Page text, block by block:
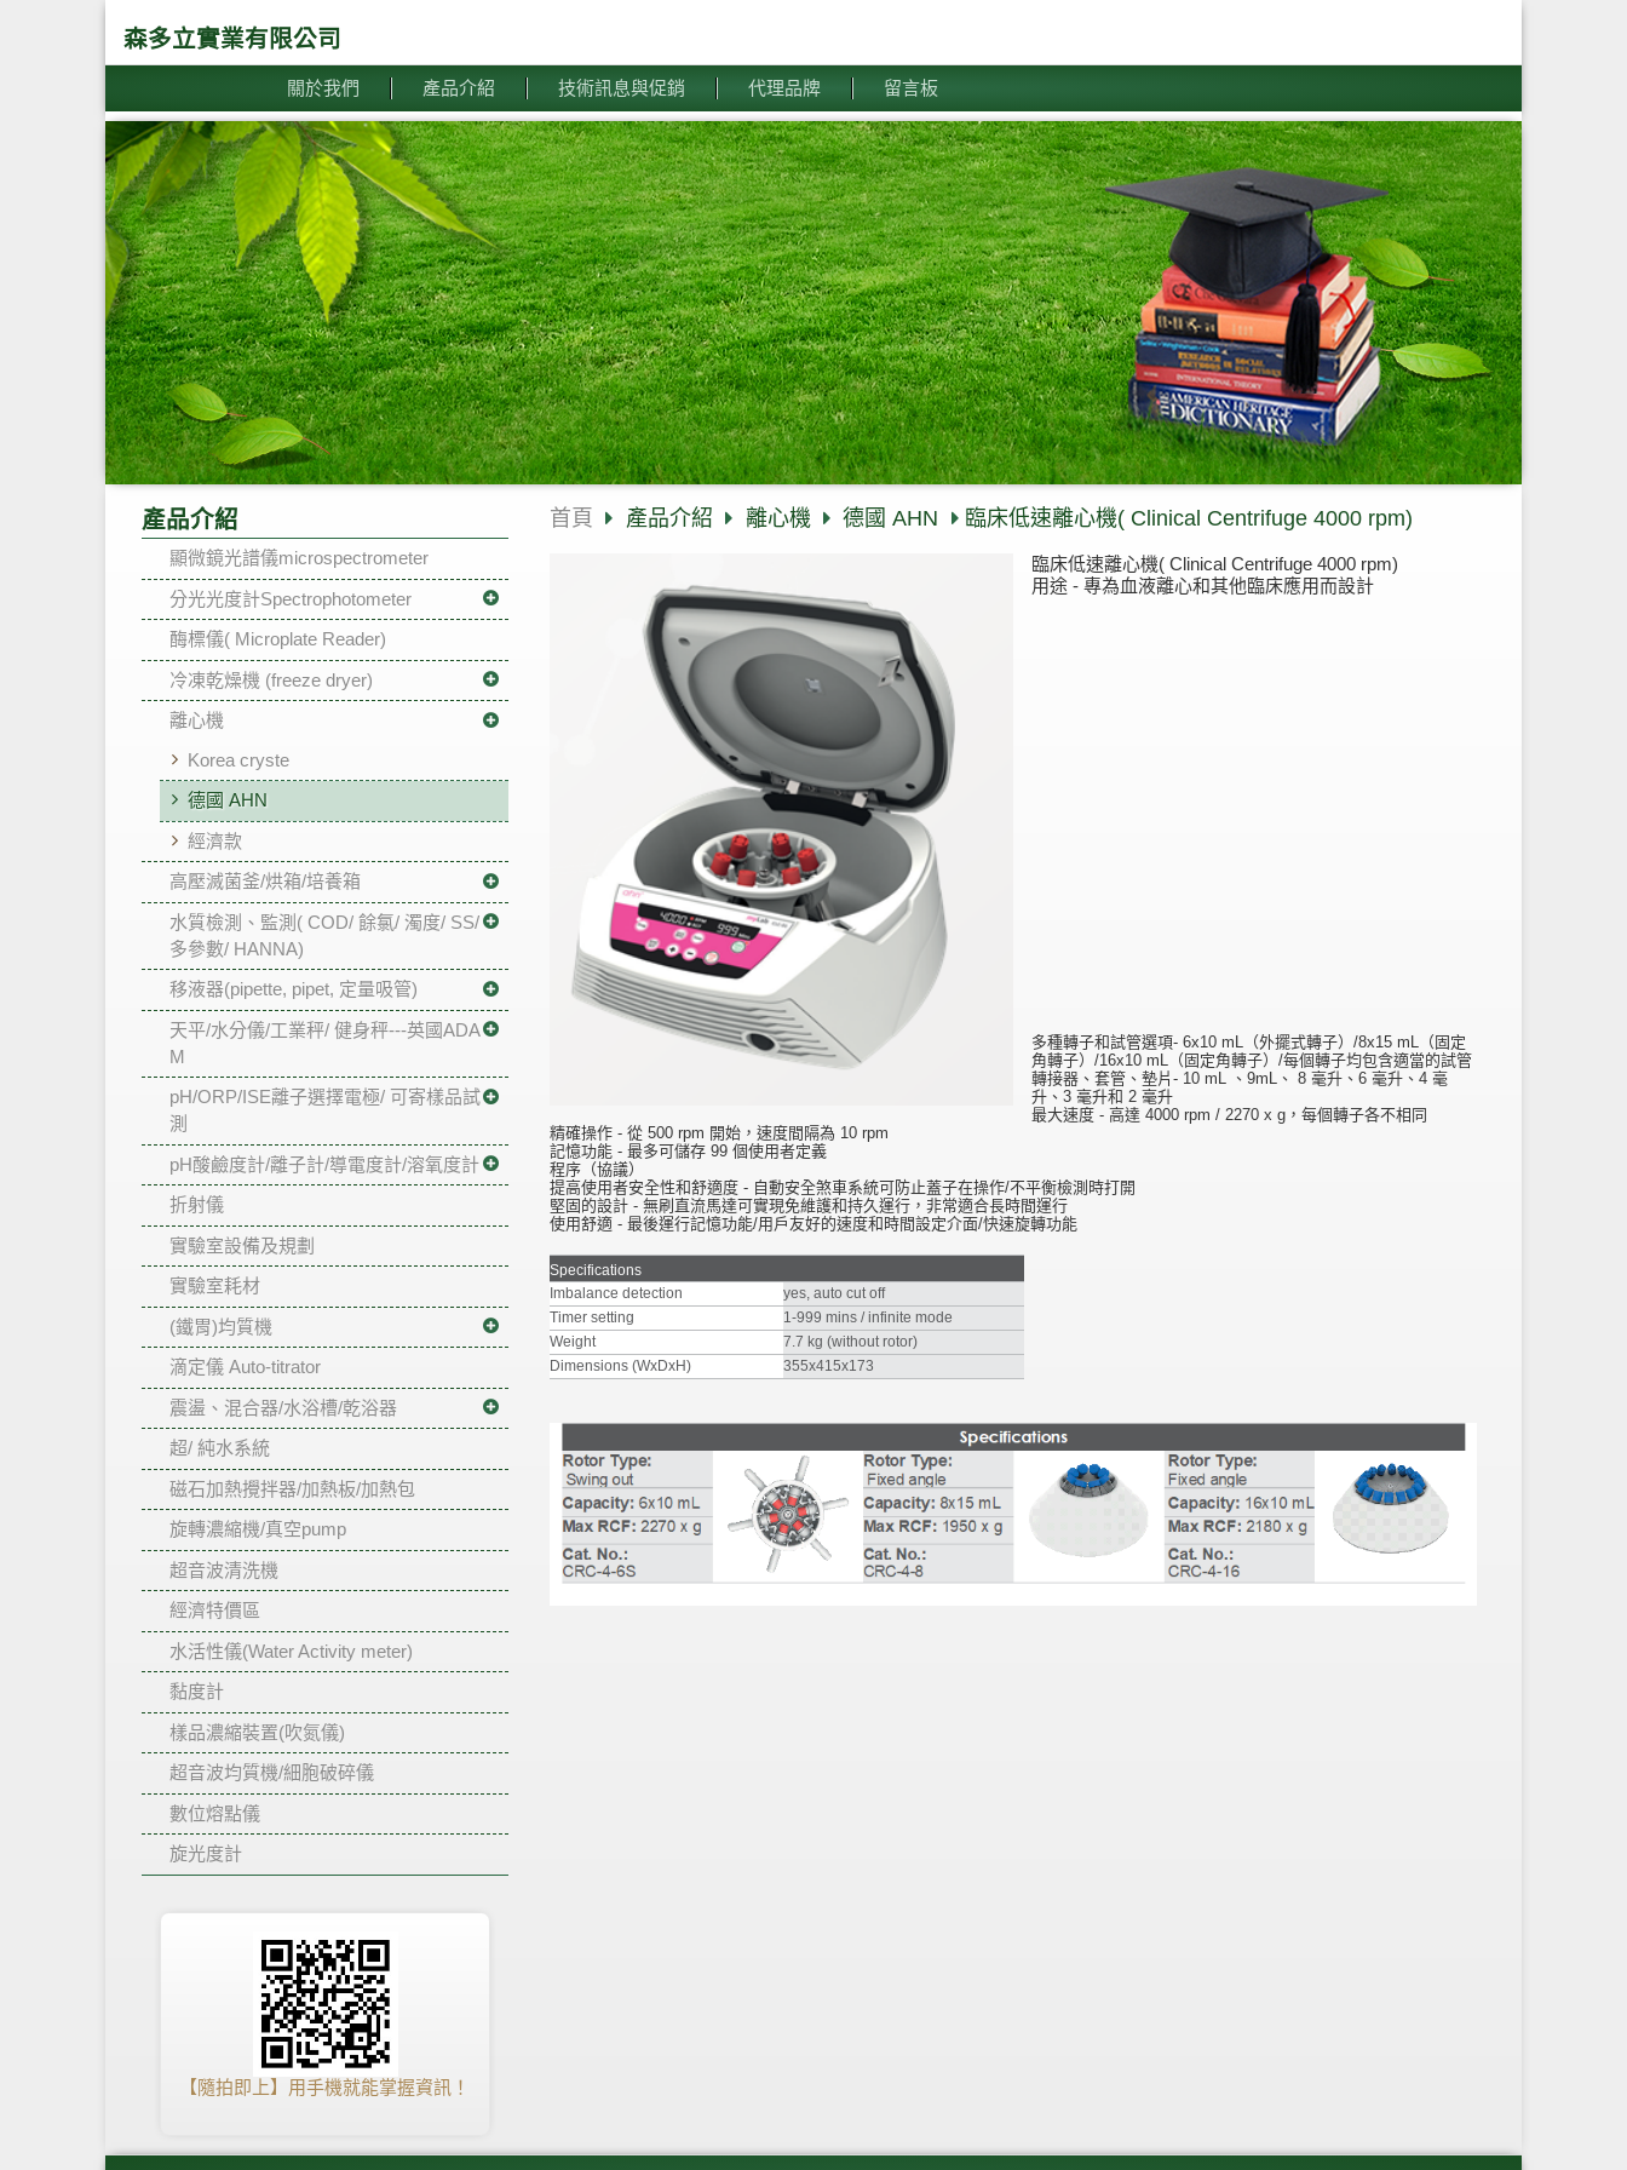
森多立實業有限公司
關於我們 產品介紹 技術訊息與促銷 代理品牌 留言板
產品介紹
顯微鏡光譜儀microspectrometer
分光光度計Spectrophotometer
酶標儀( Microplate Reader)
冷凍乾燥機 (freeze dryer)
離心機
Korea cryste
德國 AHN
經濟款
高壓滅菌釜/烘箱/培養箱
水質檢測、監測( COD/ 餘氯/ 濁度/ SS/
多參數/ HANNA)
移液器(pipette, pipet, 定量吸管)
天平/水分儀/工業秤/ 健身秤---英國ADA
M
pH/ORP/ISE離子選擇電極/ 可寄樣品試
測
pH酸鹼度計/離子計/導電度計/溶氧度計
折射儀
實驗室設備及規劃
實驗室耗材
(鐵胃)均質機
滴定儀 Auto-titrator
震盪、混合器/水浴槽/乾浴器
超/ 純水系統
磁石加熱攪拌器/加熱板/加熱包
旋轉濃縮機/真空pump
超音波清洗機
經濟特價區
水活性儀(Water Activity meter)
黏度計
樣品濃縮裝置(吹氮儀)
超音波均質機/細胞破碎儀
數位熔點儀
旋光度計
【隨拍即上】用手機就能掌握資訊！
首頁 產品介紹 離心機 德國 AHN 臨床低速離心機( Clinical Centrifuge 4000 rpm)
臨床低速離心機( Clinical Centrifuge 4000 rpm)
用途 - 專為血液離心和其他臨床應用而設計
多種轉子和試管選項- 6x10 mL（外擺式轉子）/8x15 mL（固定
角轉子）/16x10 mL（固定角轉子）/每個轉子均包含適當的試管
轉接器、套管、墊片- 10 mL 、9mL、 8 毫升、6 毫升、4 毫
升、3 毫升和 2 毫升
最大速度 - 高達 4000 rpm / 2270 x g，每個轉子各不相同
精確操作 - 從 500 rpm 開始，速度間隔為 10 rpm
記憶功能 - 最多可儲存 99 個使用者定義
程序（協議）
提高使用者安全性和舒適度 - 自動安全煞車系統可防止蓋子在操作/不平衡檢測時打開
堅固的設計 - 無刷直流馬達可實現免維護和持久運行，非常適合長時間運行
使用舒適 - 最後運行記憶功能/用戶友好的速度和時間設定介面/快速旋轉功能
Specifications
Imbalance detection
yes, auto cut off
Timer setting
1-999 mins / infinite mode
Weight
7.7 kg (without rotor)
Dimensions (WxDxH)
355x415x173